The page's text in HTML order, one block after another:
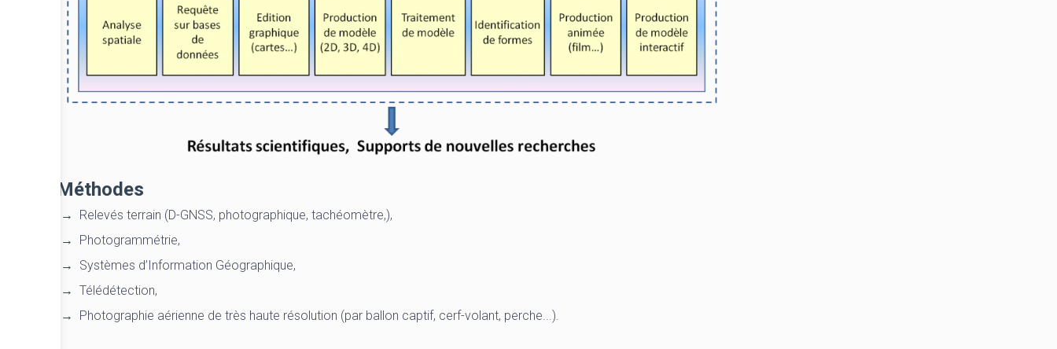
Méthodes
Relevés terrain (D-GNSS, photographique, tachéomètre,),
Photogrammétrie,
Systèmes d’Information Géographique,
Télédétection,
Photographie aérienne de très haute résolution (par ballon captif, cerf-volant, perche...).